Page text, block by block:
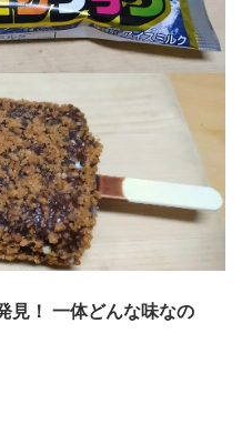
見！ 一体どんな味なの